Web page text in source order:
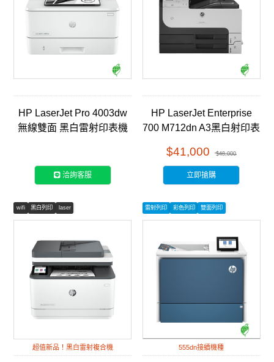
HP LaserJet Pro 4003dw
無線雙面 黑白雷射印表機
洽詢客服
HP LaserJet Enterprise
700 M712dn A3黑白射印表
$41,000 $48,000
立即搶購
wifi 黑白列印 laser
超值新品！黑白雷射複合機
雷射列印 彩色列印 雙面列印
555dn接續機種